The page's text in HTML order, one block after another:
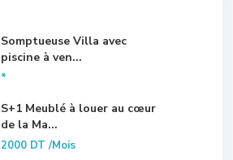
Somptueuse Villa avec
piscine à ven...
*
S+1 Meublé à louer au cœur
de la Ma...
2000 DT/Mois